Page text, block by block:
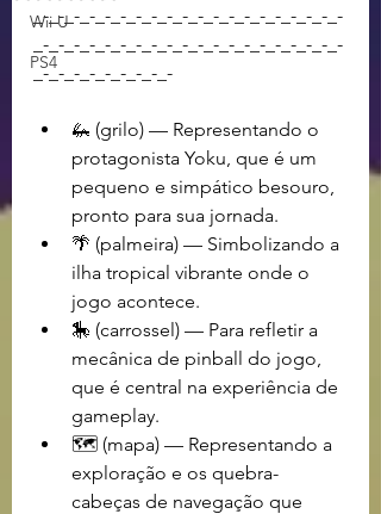
Wii U
PS4
_-_-_-_-_-_-_-_-_-_-_-_-_-_-_-_-_-_-_-_-
_-_-_-_-_-_-_-_-_-_-_-_-_-_-_-_-_-_-_-_-
_-_-_-_-_-_-_-_-_-
🦗 (grilo) — Representando o
protagonista Yoku, que é um
pequeno e simpático besouro,
pronto para sua jornada.
🌴 (palmeira) — Simbolizando a
ilha tropical vibrante onde o
jogo acontece.
🎠 (carrossel) — Para refletir a
mecânica de pinball do jogo,
que é central na experiência de
gameplay.
🗺️ (mapa) — Representando a
exploração e os quebra-
cabeças de navegação que